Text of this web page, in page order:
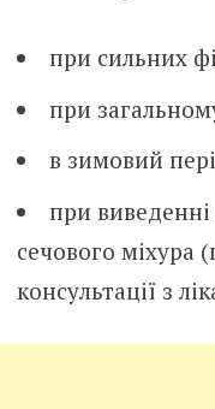
при сильних
при
в зимовий
при виведенні
сечового міхура
консультації з